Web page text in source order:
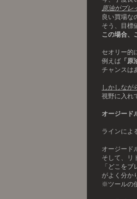
原油がブレ
良い買場な
そう、目標
この場合、
セオリー的
例えば 「
チャンスは
しかしなが
視野に入れ
オージード
ラインによ
オージード
そして、リ
「どこを
がよく分か
※ツールの